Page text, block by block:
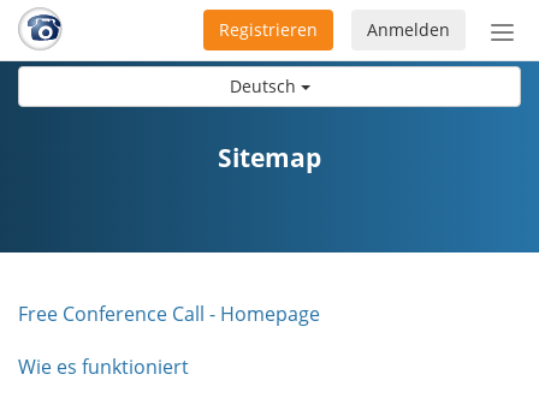
Deutsch
Anmelden
Registrieren
Sitemap
Free Conference Call - Homepage
Wie es funktioniert